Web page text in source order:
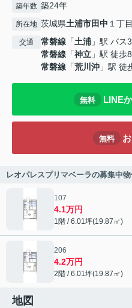
築年数 築24年
所在地 茨城県土浦市田中 １丁目
交通 常磐線 「土浦 」駅 バス
常磐線 「神立 」駅 徒歩
常磐線 「荒川沖 」駅 徒
無料 LINE
無料
レオパレスプリマベーラの募集中
107
4.1万円
1階 / 6.01坪(19.87㎡)
206
4.2万円
2階 / 6.01坪(19.87㎡)
地図